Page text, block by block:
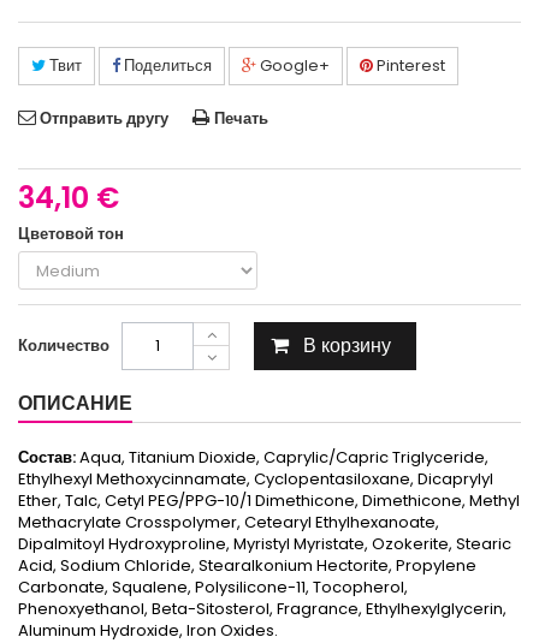
Твит Поделиться Google+ Pinterest
Отправить другу Печать
34,10 €
Цветовой тон
Количество В корзину
ОПИСАНИЕ
Состав:Aqua, Titanium Dioxide, Caprylic/Capric Triglyceride,
Ethylhexyl Methoxycinnamate, Cyclopentasiloxane, Dicaprylyl
Ether, Talc, Cetyl PEG/PPG-10/1 Dimethicone, Dimethicone, Methyl
Methacrylate Crosspolymer, Cetearyl Ethylhexanoate,
Dipalmitoyl Hydroxyproline, Myristyl Myristate, Ozokerite, Stearic
Acid, Sodium Chloride, Stearalkonium Hectorite, Propylene
Carbonate, Squalene, Polysilicone-11, Tocopherol,
Phenoxyethanol, Beta-Sitosterol, Fragrance, Ethylhexylglycerin,
Aluminum Hydroxide, Iron Oxides.